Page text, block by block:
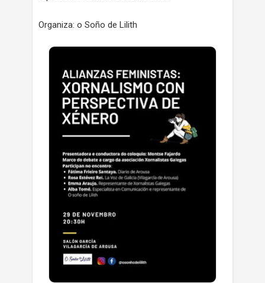
Organiza: o Soño de Lilith